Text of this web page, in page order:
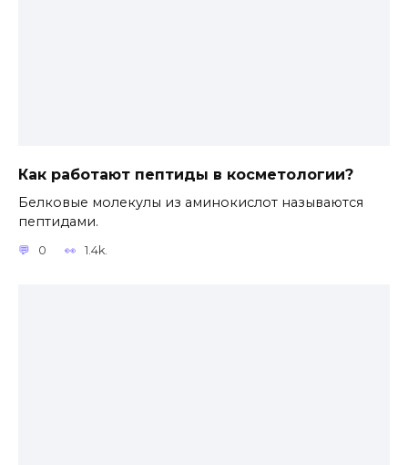
Как работают пептиды в косметологии?
Белковые молекулы из аминокислот называются
пептидами.
0 1.4k.